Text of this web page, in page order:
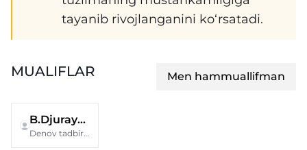
tayanib rivojlanganini ko‘rsatadi.
MUALIFLAR Men hammuallifman
B.Djurayev
Denov tadbirkorlik va pedagogika instituti